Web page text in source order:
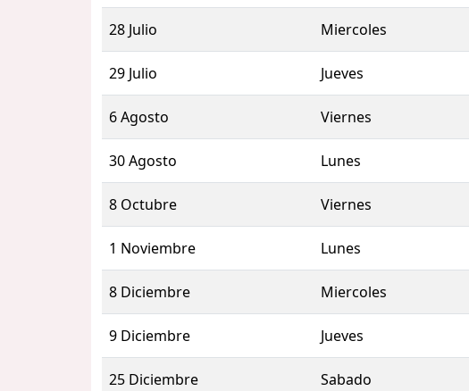
28 Julio Miercoles
29 Julio Jueves
6 Agosto Viernes
30 Agosto Lunes
8 Octubre Viernes
1 Noviembre Lunes
8 Diciembre Miercoles
9 Diciembre Jueves
25 Diciembre Sabado